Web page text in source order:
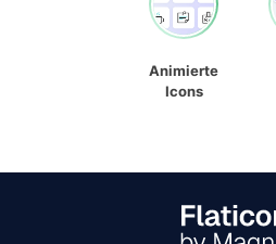
Animierte
Icons